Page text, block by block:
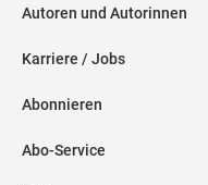
Autoren und Autorinnen
Karriere / Jobs
Abonnieren
Abo-Service